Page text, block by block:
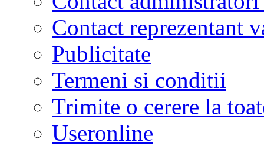
Contact reprezentant
Publicitate
Termeni si conditii
Trimite o cerere la
Useronline